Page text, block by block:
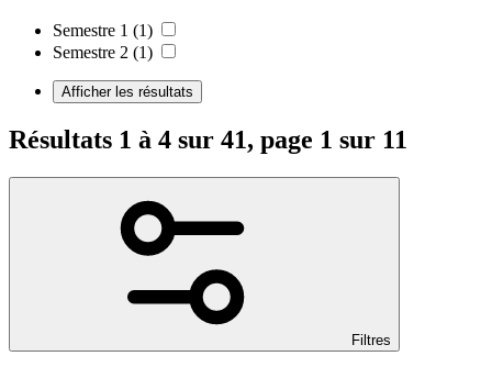
Semestre 1 (1)
Semestre 2 (1)
Afficher les résultats
Résultats 1 à 4 sur 41, page 1 sur 11
Filtres